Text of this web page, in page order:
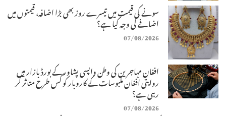
سونے کی قیمت میں تیسرے روز بھی بڑا اضافہ، قیمتوں میں
اضافے کی وجہ کیا ہے؟
07/08/2026
افغان مہاجرین کی وطن واپسی پشاور کے بورڈ بازار میں
روایتی افغان ملبوسات کے کاروبار کو کس طرح متاثر کر
رہی ہے؟
07/08/2026